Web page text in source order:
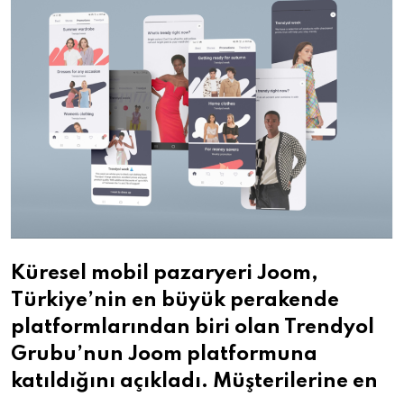
Küresel mobil pazaryeri Joom,
Türkiye’nin en büyük perakende
platformlarından biri olan Trendyol
Grubu’nun Joom platformuna
katıldığını açıkladı. Müşterilerine en